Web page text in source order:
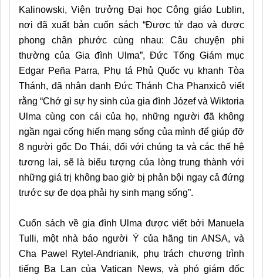
Kalinowski, Viện trưởng Đại học Công giáo Lublin,
nơi đã xuất bản cuốn sách “Được tử đạo và được
phong chân phước cùng nhau: Câu chuyện phi
thường của Gia đình Ulma”, Đức Tổng Giám mục
Edgar Peña Parra, Phụ tá Phủ Quốc vụ khanh Tòa
Thánh, đã nhân danh Đức Thánh Cha Phanxicô viết
rằng “Chớ gì sự hy sinh của gia đình Józef và Wiktoria
Ulma cùng con cái của họ, những người đã không
ngần ngại cống hiến mạng sống của mình để giúp đỡ
8 người gốc Do Thái, đối với chúng ta và các thế hệ
tương lai, sẽ là biểu tượng của lòng trung thành với
những giá trị không bao giờ bị phản bội ngay cả đứng
trước sự đe dọa phải hy sinh mạng sống”.
Cuốn sách về gia đình Ulma được viết bởi Manuela
Tulli, một nhà báo người Ý của hãng tin ANSA, và
Cha Pawel Rytel-Andrianik, phụ trách chương trình
tiếng Ba Lan của Vatican News, và phó giám đốc